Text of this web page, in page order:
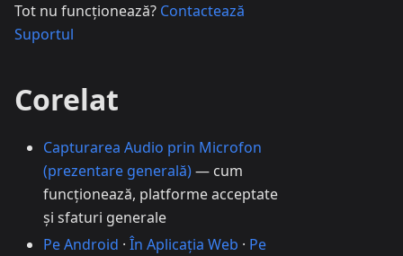
Tot nu funcționează? Contactează
Suportul
Corelat
Capturarea Audio prin Microfon
(prezentare generală)— cum
funcționează, platforme acceptate
și sfaturi generale
Pe Android · În Aplicația Web · Pe